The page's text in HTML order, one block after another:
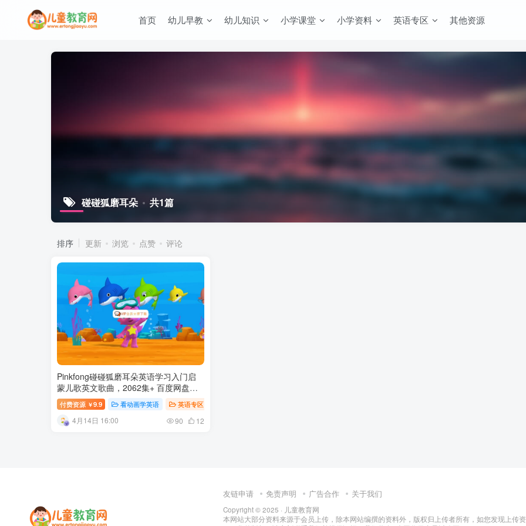
首页 幼儿早教 幼儿知识 小学课堂 小学资料 英语专区 其他资源
碰碰狐磨耳朵 共1篇
排序 更新 浏览 点赞 评论
Pinkfong碰碰狐磨耳朵英语学习入门启
蒙儿歌英文歌曲，2062集+ 百度网盘下
载付费资源 ￥9.9 看动画学英语 英语专区
4月14日 16:00 90 12
友链申请 免责声明 广告合作 关于我们
Copyright © 2025 · 儿童教育网
本网站大部分资料来源于会员上传，除本网站编撰的资料外，版权归上传者所有，如您发现上传